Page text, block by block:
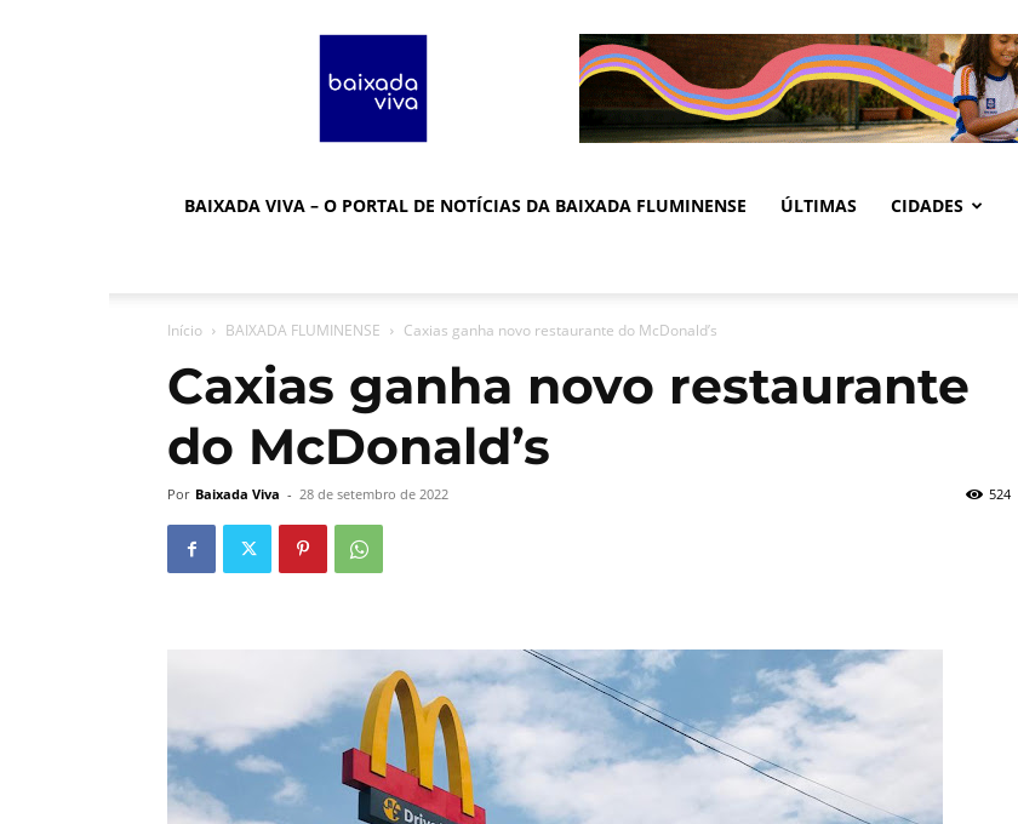
Viva
BAIXADA VIVA – O PORTAL DE NOTÍCIAS DA BAIXADA FLUMINENSE ÚLTIMAS CIDADES
Início BAIXADA FLUMINENSE Caxias ganha novo restaurante do McDonald’s
Caxias ganha novo restaurante
do McDonald’s
Por Baixada Viva - 28 de setembro de 2022 524